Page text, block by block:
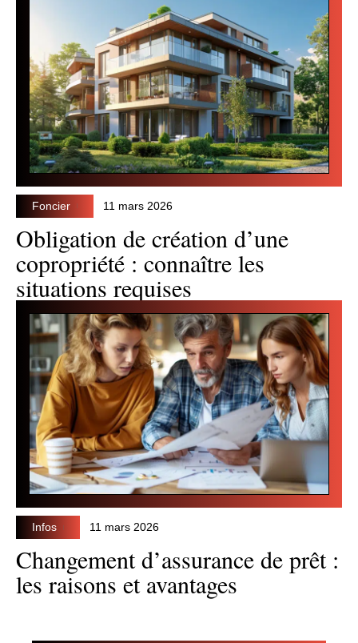
Foncier 11 mars 2026
Obligation de création d’une
copropriété : connaître les
situations requises
Infos 11 mars 2026
Changement d’assurance de prêt :
les raisons et avantages